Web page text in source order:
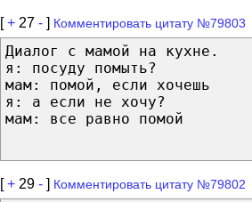
[+ 27 - ] Комментировать цитату №79803
Диалог с мамой на кухне.
я: посуду помыть?
мам: помой, если хочешь
я: а если не хочу?
мам: все равно помой
[+ 29 - ] Комментировать цитату №79802